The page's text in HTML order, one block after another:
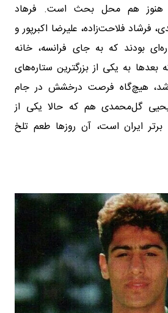
هنوز هم محل بحث است. فرهاد
فلاحت‌زاده، علیرضا اکبرپور و
بودند که به جای فرانسه، خانه
به یکی از بزرگترین ستاره‌های
شد، هیچ‌گاه فرصت درخشش در جام
گل‌محمدی هم که حالا یکی از
ایران است، آن روزها طعم تلخ